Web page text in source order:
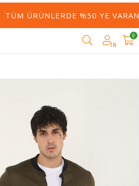
TÜM ÜRÜNLERDE %50 YE VARAN
TR
0